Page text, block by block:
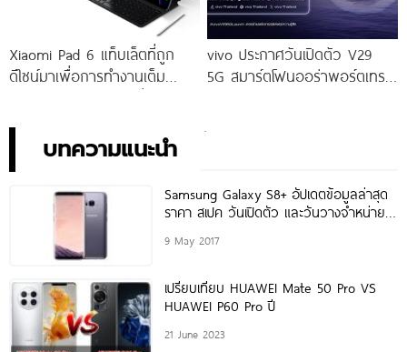
Xiaomi Pad 6 แท็บเล็ตที่ถูก
ดีไซน์มาเพื่อการทำงานเต็ม
vivo ประกาศวันเปิดตัว V29
5G สมาร์ตโฟนออร่าพอร์ตเทร
บทความแนะนำ
Samsung Galaxy S8+ อัปเดตข้อมูลล่าสุด
ราคา สเปค วันเปิดตัว และวันวางจำหน่าย
9 May 2017
เปรียบเทียบ HUAWEI Mate 50 Pro VS
HUAWEI P60 Pro ปี
21 June 2023